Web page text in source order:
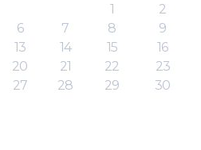
1
2
6 7 8
9
13 14 15
16
20 21 22
23
27 28 29
30